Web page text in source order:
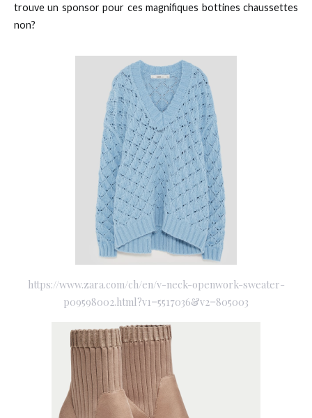
trouve un sponsor pour ces magnifiques bottines chaussettes
non?
https://www.zara.com/ch/en/v-neck-openwork-sweater-
p09598002.html?v1=5517036&v2=805003